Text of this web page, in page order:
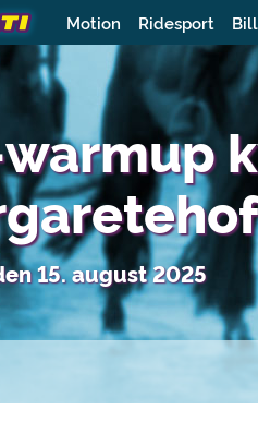
Motion Ridesport
15. august 2025